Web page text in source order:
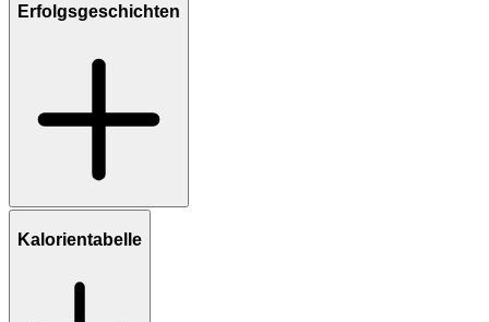
Erfolgsgeschichten
Kalorientabelle